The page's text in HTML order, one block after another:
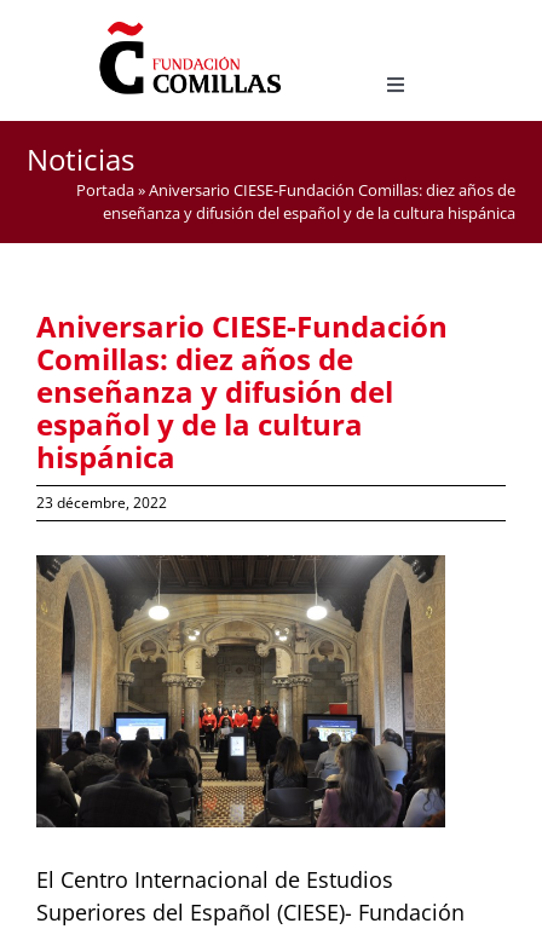
Toggle
Navigation
MASTER D’ENSEIGNEMENT DE L’ESPAGNOL COMME
LANGUE ÉTRANGÈRE
Noticias
Portada»Aniversario CIESE-Fundación Comillas: diez años de
enseñanza y difusión del español y de la cultura hispánica
Aniversario CIESE-Fundación
Comillas: diez años de
enseñanza y difusión del
español y de la cultura
hispánica
23 décembre, 2022
View
Larger
Image
El Centro Internacional de Estudios
Superiores del Español (CIESE)- Fundación